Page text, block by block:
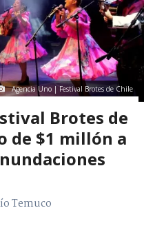
Agencia Uno | Festival Brotes de Chile
Brotes de
de $1 millón a
Temuco